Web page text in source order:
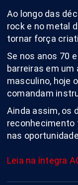
Ao longo das
rock e no metal
tornar força
Se nos anos 70
barreiras em
masculino, hoje
comandam
Ainda assim, os
reconhecimento
nas
Leia na íntegra